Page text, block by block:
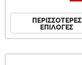
ΠΕΡΙΣΣΟΤΕΡΕΣ
ΕΠΙΛΟΓΕΣ